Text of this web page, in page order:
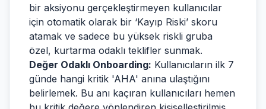
bir aksiyonu gerçekleştirmeyen kullanıcılar
için otomatik olarak bir ‘Kayıp Riski’ skoru
atamak ve sadece bu yüksek riskli gruba
özel, kurtarma odaklı teklifler sunmak.
Değer Odaklı Onboarding: Kullanıcıların ilk 7
günde hangi kritik 'AHA' anına ulaştığını
belirlemek. Bu anı kaçıran kullanıcıları hemen